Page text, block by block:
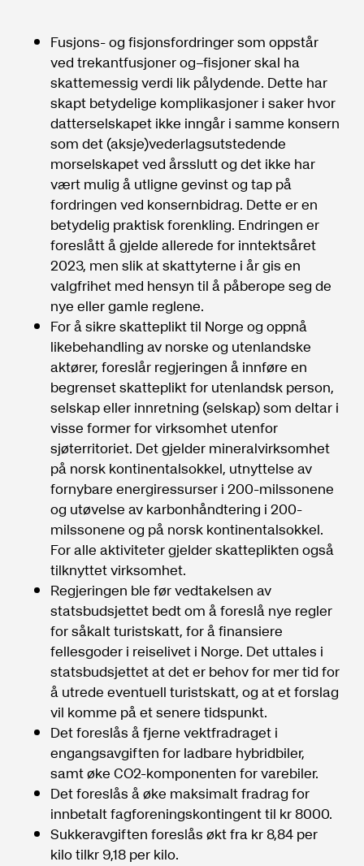
Fusjons- og fisjonsfordringer som oppstår
ved trekantfusjoner og–fisjoner skal ha
skattemessig verdi lik pålydende. Dette har
skapt betydelige komplikasjoner i saker hvor
datterselskapet ikke inngår i samme konsern
som det (aksje)vederlagsutstedende
morselskapet ved årsslutt og det ikke har
vært mulig å utligne gevinst og tap på
fordringen ved konsernbidrag. Dette er en
betydelig praktisk forenkling. Endringen er
foreslått å gjelde allerede for inntektsåret
2023, men slik at skattyterne i år gis en
valgfrihet med hensyn til å påberope seg de
nye eller gamle reglene.
For å sikre skatteplikt til Norge og oppnå
likebehandling av norske og utenlandske
aktører, foreslår regjeringen å innføre en
begrenset skatteplikt for utenlandsk person,
selskap eller innretning (selskap) som deltar i
visse former for virksomhet utenfor
sjøterritoriet. Det gjelder mineralvirksomhet
på norsk kontinentalsokkel, utnyttelse av
fornybare energiressurser i 200-milssonene
og utøvelse av karbonhåndtering i 200-
milssonene og på norsk kontinentalsokkel.
For alle aktiviteter gjelder skatteplikten også
tilknyttet virksomhet.
Regjeringen ble før vedtakelsen av
statsbudsjettet bedt om å foreslå nye regler
for såkalt turistskatt, for å finansiere
fellesgoder i reiselivet i Norge. Det uttales i
statsbudsjettet at det er behov for mer tid for
å utrede eventuell turistskatt, og at et forslag
vil komme på et senere tidspunkt.
Det foreslås å fjerne vektfradraget i
engangsavgiften for ladbare hybridbiler,
samt øke CO2-komponenten for varebiler.
Det foreslås å øke maksimalt fradrag for
innbetalt fagforeningskontingent til kr 8000.
Sukkeravgiften foreslås økt fra kr 8,84 per
kilo tilkr 9,18 per kilo.